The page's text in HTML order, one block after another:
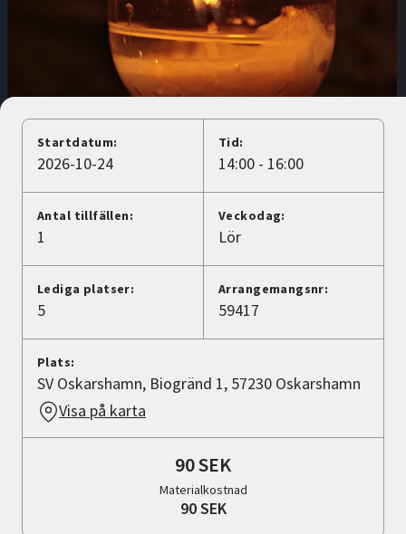
Avdelningar
Lyssna
Startdatum:
2026-10-24
Tid:
14:00 - 16:00
Antal tillfällen:
1
Veckodag:
Lör
Lediga platser:
5
Arrangemangsnr:
59417
Plats:
SV Oskarshamn, Biogränd 1, 57230 Oskarshamn
Visa på karta
90 SEK
Materialkostnad
90 SEK